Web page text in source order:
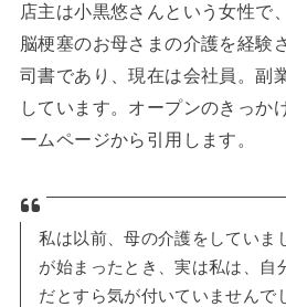
店主は小黒悠さんという女性で
脳梗塞のお母さまの介護を経験
司書であり、現在は会社員。副
しています。オープンのきっか
ームページから引用します。
私は以前、母の介護をしていま
が始まったとき、実は私は、自
だとすら気が付いていませんで